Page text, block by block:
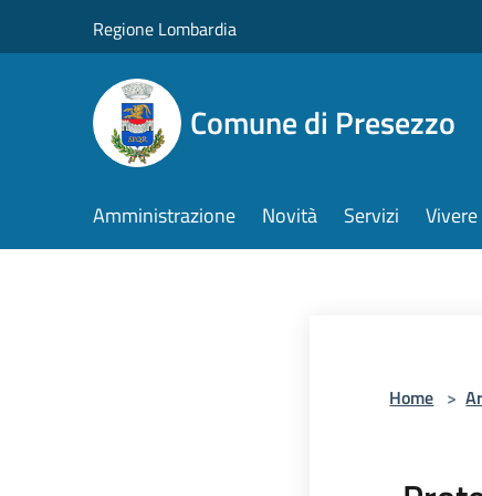
Regione Lombardia
Comune di Presezzo
Amministrazione Novità Servizi
Home >